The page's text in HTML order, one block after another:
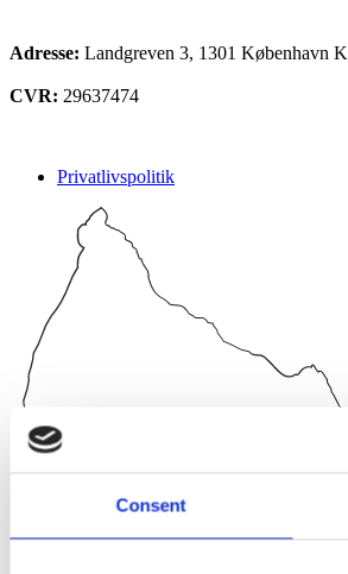
Consent
Adresse: Landgreven 3, 1301 København K
CVR: 29637474
Privatlivspolitik